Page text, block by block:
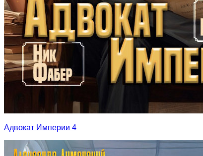
Адвокат Империи 4